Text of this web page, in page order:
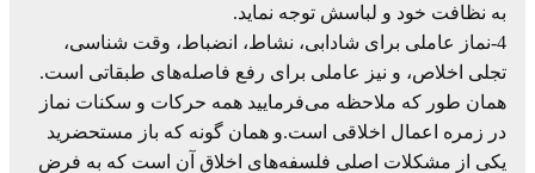
به نظافت خود و لباسش توجه نماید.
4-نماز عاملی برای شادابی، نشاط، انضباط، وقت شناسی،
تجلی اخلاص، و نیز عاملی برای رفع فاصله‌های طبقاتی است.
همان طور که ملاحظه می‌فرمایید همه حرکات و سکنات نماز
در زمره اعمال اخلاقی است.و همان گونه که باز مستحضرید
یکی از مشکلات اصلی فلسفه‌های اخلاق آن است که به فرض